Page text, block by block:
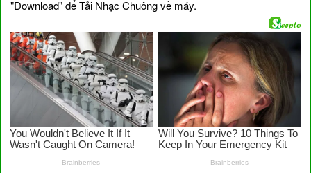
"Download" để Tải Nhạc Chuông về máy.